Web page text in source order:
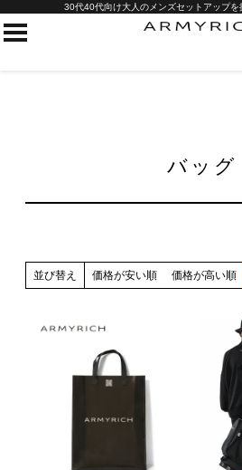
30代40代向け大人のメンズセットアップを
バッグ
並び替え 価格が安い順 価格が高い順